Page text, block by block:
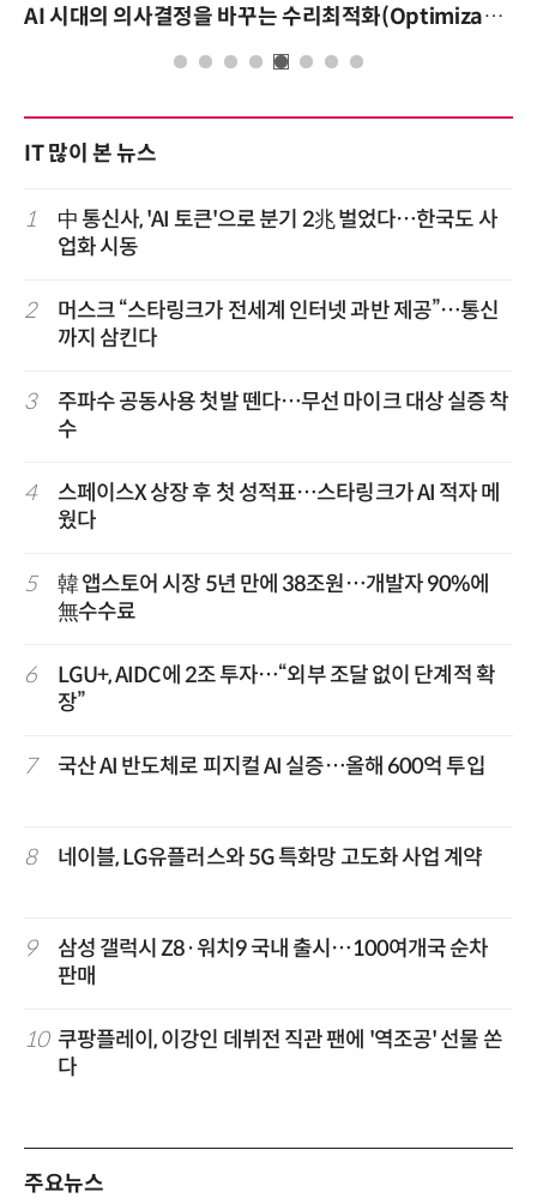
AI 시대의 의사결정을 바꾸는 수리최적화(Optimization): 실제 산업 적용 사례와 활용 전략
IT 많이 본 뉴스
1
中 통신사, 'AI 토큰'으로 분기 2兆 벌었다…한국도 사
업화 시동
2
머스크 “스타링크가 전세계 인터넷 과반 제공”…통신
까지 삼킨다
3
주파수 공동사용 첫발 뗀다…무선 마이크 대상 실증 착
수
4
스페이스X 상장 후 첫 성적표…스타링크가 AI 적자 메
웠다
5
韓 앱스토어 시장 5년 만에 38조원…개발자 90%에
無수수료
6
LGU+, AIDC에 2조 투자…“외부 조달 없이 단계적 확
장”
7 국산 AI 반도체로 피지컬 AI 실증…올해 600억 투입
8 네이블, LG유플러스와 5G 특화망 고도화 사업 계약
9
삼성 갤럭시 Z8·워치9 국내 출시…100여개국 순차
판매
10 쿠팡플레이, 이강인 데뷔전 직관 팬에 '역조공' 선물 쏜
다
주요뉴스